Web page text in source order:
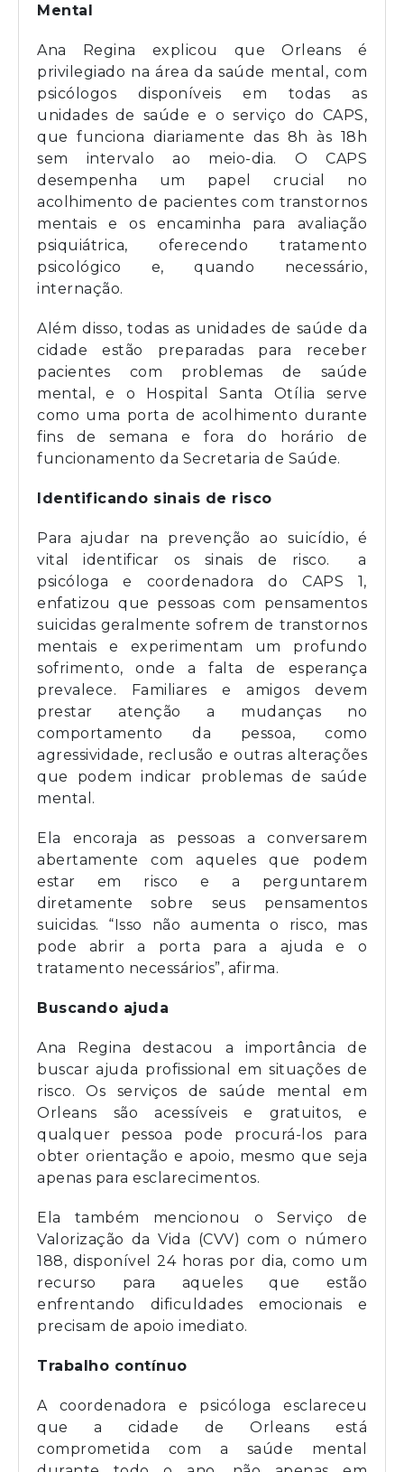
Mental
Ana Regina explicou que Orleans é
privilegiado na área da saúde mental, com
psicólogos disponíveis em todas as
unidades de saúde e o serviço do CAPS,
que funciona diariamente das 8h às 18h
sem intervalo ao meio-dia. O CAPS
desempenha um papel crucial no
acolhimento de pacientes com transtornos
mentais e os encaminha para avaliação
psiquiátrica, oferecendo tratamento
psicológico e, quando necessário,
internação.
Além disso, todas as unidades de saúde da
cidade estão preparadas para receber
pacientes com problemas de saúde
mental, e o Hospital Santa Otília serve
como uma porta de acolhimento durante
fins de semana e fora do horário de
funcionamento da Secretaria de Saúde.
Identificando sinais de risco
Para ajudar na prevenção ao suicídio, é
vital identificar os sinais de risco. a
psicóloga e coordenadora do CAPS 1,
enfatizou que pessoas com pensamentos
suicidas geralmente sofrem de transtornos
mentais e experimentam um profundo
sofrimento, onde a falta de esperança
prevalece. Familiares e amigos devem
prestar atenção a mudanças no
comportamento da pessoa, como
agressividade, reclusão e outras alterações
que podem indicar problemas de saúde
mental.
Ela encoraja as pessoas a conversarem
abertamente com aqueles que podem
estar em risco e a perguntarem
diretamente sobre seus pensamentos
suicidas. “Isso não aumenta o risco, mas
pode abrir a porta para a ajuda e o
tratamento necessários”, afirma.
Buscando ajuda
Ana Regina destacou a importância de
buscar ajuda profissional em situações de
risco. Os serviços de saúde mental em
Orleans são acessíveis e gratuitos, e
qualquer pessoa pode procurá-los para
obter orientação e apoio, mesmo que seja
apenas para esclarecimentos.
Ela também mencionou o Serviço de
Valorização da Vida (CVV) com o número
188, disponível 24 horas por dia, como um
recurso para aqueles que estão
enfrentando dificuldades emocionais e
precisam de apoio imediato.
Trabalho contínuo
A coordenadora e psicóloga esclareceu
que a cidade de Orleans está
comprometida com a saúde mental